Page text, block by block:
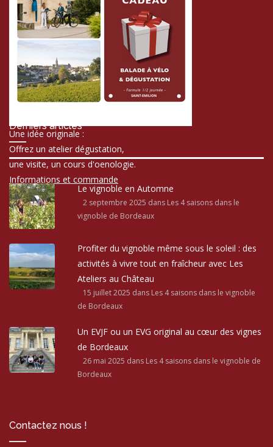
Une idée originale :
Offrez un atelier dégustation,
une visite, un cours d'oenologie.
Informations et commande
Derniers articles
Le vignoble en Automne
2 septembre 2025 dans Les 4 saisons dans le
vignoble de Bordeaux
Profiter du vignoble même sous le soleil : des
activités à vivre tout en fraîcheur avec Les
Ateliers au Château
15 juillet 2025 dans Les 4 saisons dans le vignoble
de Bordeaux
Un EVJF ou un EVG original au cœur des vignes
de Bordeaux
26 mai 2025 dans Les 4 saisons dans le vignoble de
Bordeaux
Contactez nous !